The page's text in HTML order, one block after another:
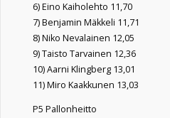
6) Eino Kaiholehto 11,70
7) Benjamin Mäkkeli 11,71
8) Niko Nevalainen 12,05
9) Taisto Tarvainen 12,36
10) Aarni Klingberg 13,01
11) Miro Kaakkunen 13,03
P5 Pallonheitto